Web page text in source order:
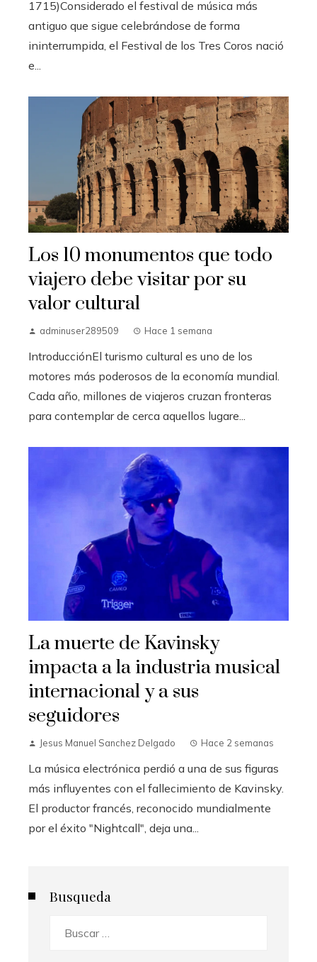
1715)Considerado el festival de música más
antiguo que sigue celebrándose de forma
ininterrumpida, el Festival de los Tres Coros nació
e...
Los 10 monumentos que todo
viajero debe visitar por su
valor cultural
adminuser289509 Hace 1 semana
IntroducciónEl turismo cultural es uno de los
motores más poderosos de la economía mundial.
Cada año, millones de viajeros cruzan fronteras
para contemplar de cerca aquellos lugare...
La muerte de Kavinsky
impacta a la industria musical
internacional y a sus
seguidores
Jesus Manuel Sanchez Delgado Hace 2 semanas
La música electrónica perdió a una de sus figuras
más influyentes con el fallecimiento de Kavinsky.
El productor francés, reconocido mundialmente
por el éxito "Nightcall", deja una...
Busqueda